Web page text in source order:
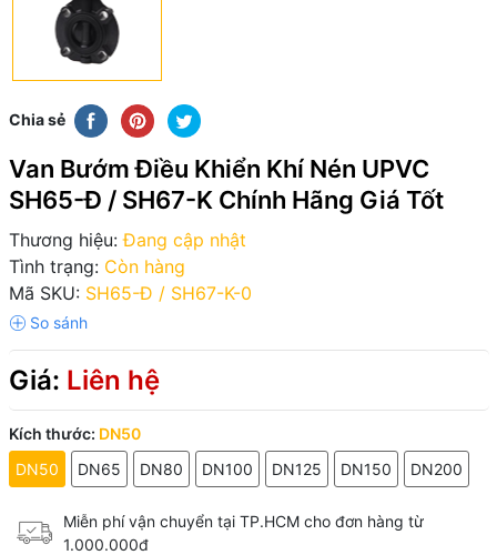
Chia sẻ
Van Bướm Điều Khiển Khí Nén UPVC
SH65-Đ / SH67-K Chính Hãng Giá Tốt
Thương hiệu: Đang cập nhật
Tình trạng: Còn hàng
Mã SKU: SH65-Đ / SH67-K-0
Giá: Liên hệ
Kích thước: DN50
DN50
DN65 DN80 DN100 DN125 DN150 DN200
Miễn phí vận chuyển tại TP.HCM cho đơn hàng từ
1.000.000đ